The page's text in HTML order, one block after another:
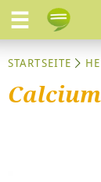
STARTSEITE
Calcium